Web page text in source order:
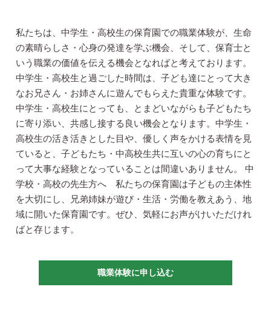
私たちは、中学生・高校生の保育園での職業体験が、生命
の素晴らしさ・心身の発達を学ぶ機会、そして、保育士と
いう職業の価値を伝える機会となればと考えております。
中学生・高校生と過ごした時間は、子ども達にとって大き
なお兄さん・お姉さんに遊んでもらえた貴重な体験です。
中学生・高校生にとっても、とまどいながらも子どもたち
に寄り添い、共感し接する良い機会となります。中学生・
高校生の活き活きとした目や、優しく声をかける表情を見
ていると、子どもたち・中高校生共に互いの心の育ちにと
って大事な経験となっていることは間違いありません。 中
学校・高校の先生方へ 私たちの保育園は子どもの主体性
を大切にし、兄弟姉妹が遊び・生活・労働を教えあう、地
域に開いた保育園です。ぜひ、気軽にお声がけいただけれ
ばと存じます。
職業体験に申し込む